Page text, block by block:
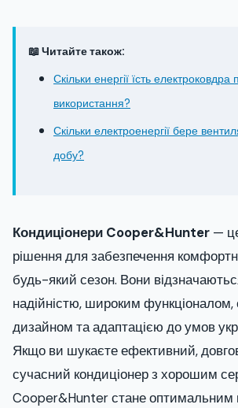
📖 Читайте також:
Скільки енергії їсть електроковдра
використання?
Скільки електроенергії бере
добу?
Кондиціонери Cooper&Hunter —
рішення для забезпечення
будь-який сезон. Вони
надійністю, широким
дизайном та адаптацією до умов
Якщо ви шукаєте ефективний,
сучасний кондиціонер з хорошим
Cooper&Hunter стане оптимальним